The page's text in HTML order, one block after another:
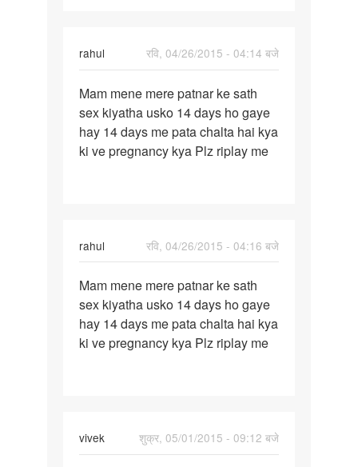
rahul
रवि, 04/26/2015 - 04:14 बजे
Mam
mene
mere
patnar
Mam mene mere patnar ke sath
sex kiyatha usko 14 days ho gaye
hay 14 days me pata chalta hai kya
ki ve pregnancy kya Plz riplay me
rahul
रवि, 04/26/2015 - 04:16 बजे
Mam
mene
mere
patnar
Mam mene mere patnar ke sath
sex kiyatha usko 14 days ho gaye
hay 14 days me pata chalta hai kya
ki ve pregnancy kya Plz riplay me
vivek
शुक्र, 05/01/2015 - 09:12 बजे